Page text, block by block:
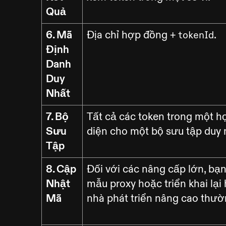
Quả
6. Mã
Định
Danh
Duy
Nhất
Địa chỉ hợp đồng + tokenId.
7. Bộ
Sưu
Tập
Tất cả các token trong một
diện cho một bộ sưu tập duy
8. Cập
Nhật
Mã
Đối với các nâng cấp lớn,
mẫu proxy hoặc triển khai
nhà phát triển nâng cao